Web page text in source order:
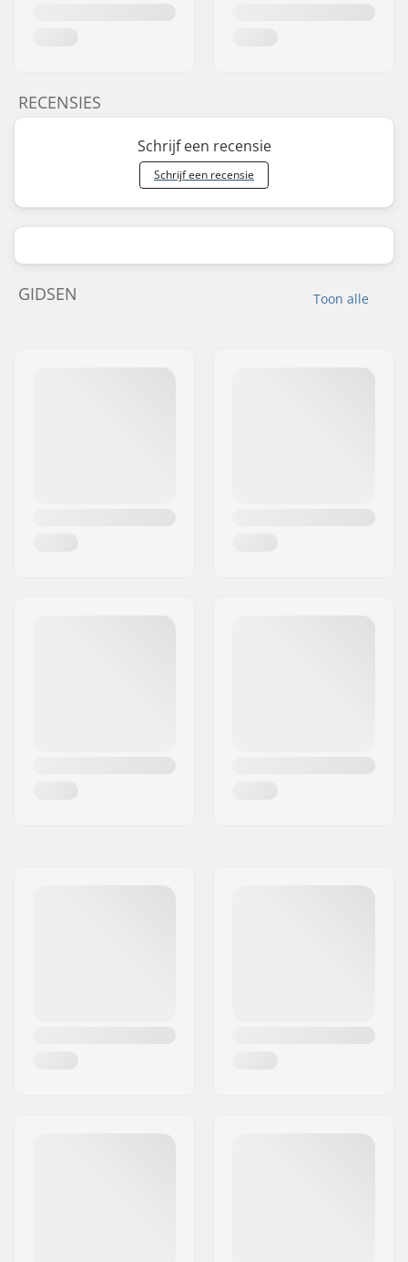
RECENSIES
Schrijf een recensie
Schrijf een recensie
Toon alle
GIDSEN